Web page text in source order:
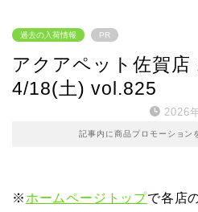
過去の入荷情報 PR
アクアペット佐賀店
4/18(土) vol.825
2026
記事内に商品プロモーション
※ ホームページトップで各店